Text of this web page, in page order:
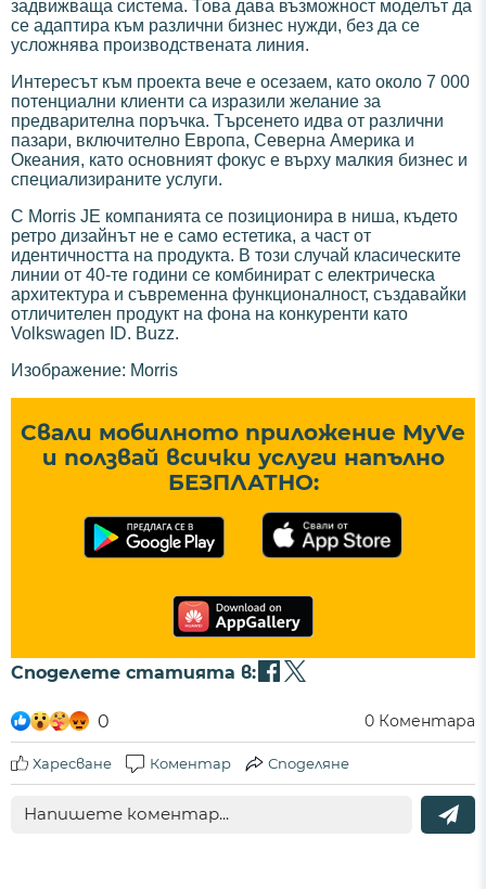
задвижваща система. Това дава възможност моделът да
се адаптира към различни бизнес нужди, без да се
усложнява производствената линия.
Интересът към проекта вече е осезаем, като около 7 000
потенциални клиенти са изразили желание за
предварителна поръчка. Търсенето идва от различни
пазари, включително Европа, Северна Америка и
Океания, като основният фокус е върху малкия бизнес и
специализираните услуги.
С Morris JE компанията се позиционира в ниша, където
ретро дизайнът не е само естетика, а част от
идентичността на продукта. В този случай класическите
линии от 40-те години се комбинират с електрическа
архитектура и съвременна функционалност, създавайки
отличителен продукт на фона на конкуренти като
Volkswagen ID. Buzz.
Изображение: Morris
Свали мобилното приложение MyVe
и ползвай всички услуги напълно
БЕЗПЛАТНО:
Споделете статията в:
0 0 Коментара
Харесване Коментар Споделяне